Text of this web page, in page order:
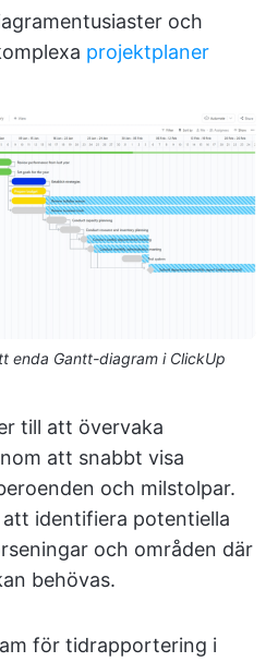
och
projektplaner
enda Gantt-diagram i ClickUp
till att övervaka
att snabbt visa
och milstolpar.
identifiera potentiella
och områden där
behövas.
för tidrapportering i